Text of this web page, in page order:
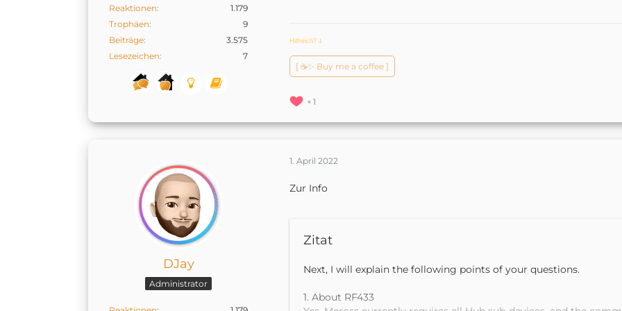
Reaktionen
1.179
Trophäen
9
Beiträge
3.575
Lesezeichen
7
Hilfreich? ↆ
[ ☕️✨ Buy me a coffee ]
1
DJay
Administrator
1. April 2022
Zur Info
Zitat
Next, I will explain the following points of your questions.
1. About RF433